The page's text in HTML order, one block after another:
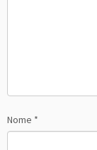
Nome *